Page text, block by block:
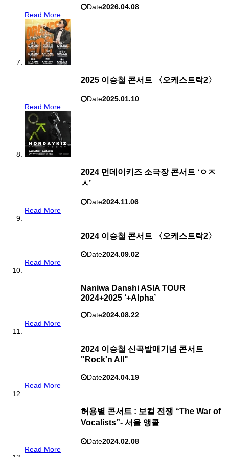
Date2026.04.08
Read More
2025 이승철 콘서트 〈오케스트락2〉
Date2025.01.10
Read More
2024 먼데이키즈 소극장 콘서트 ‘ㅇㅈ
ㅅ’
Date2024.11.06
Read More
2024 이승철 콘서트 〈오케스트락2〉
Date2024.09.02
Read More
Naniwa Danshi ASIA TOUR
2024+2025 ‘+Alpha’
Date2024.08.22
Read More
2024 이승철 신곡발매기념 콘서트
"Rock'n All"
Date2024.04.19
Read More
허용별 콘서트 : 보컬 전쟁 “The War of
Vocalists”- 서울 앵콜
Date2024.02.08
Read More